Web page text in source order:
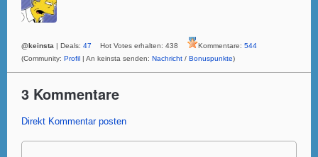
@keinsta | Deals: 47 Hot Votes erhalten: 438 Kommentare: 544
(Community: Profil | An keinsta senden: Nachricht / Bonuspunkte)
3 Kommentare
Direkt Kommentar posten